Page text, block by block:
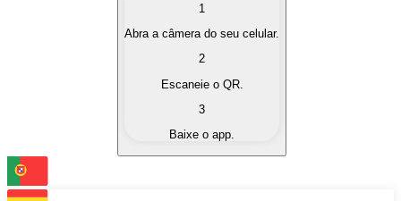
Compre as criptomoedas de seu interesse de forma
Converta suas criptomoedas em moeda fiduciária
Troque uma criptomoeda por outra
1
Abra a câmera do seu celular.
2
Escaneie o QR.
3
Baixe o app.